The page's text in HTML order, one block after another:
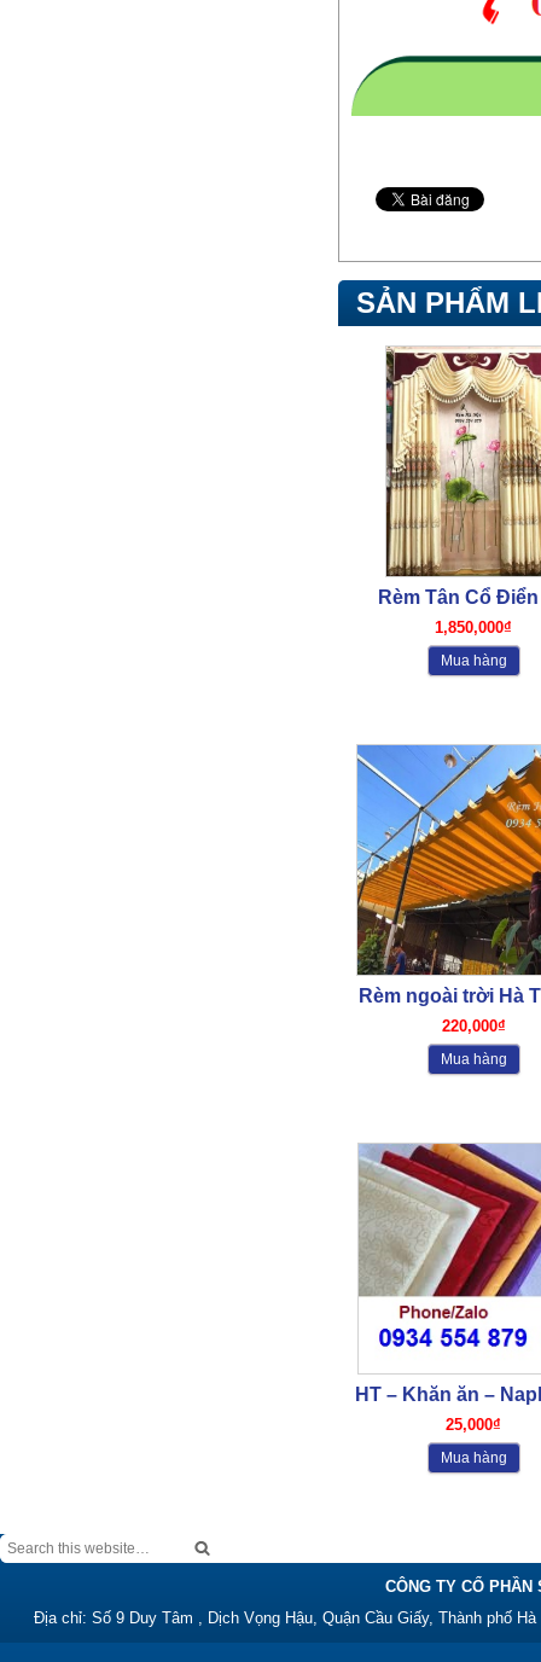
SẢN PHẨM
Rèm Tân Cổ
Thành 02
1,850,000₫
Mua hàng
Rèm ngoài trời Hà
01
220,000₫
Mua hàng
HT – Khăn ăn –
25,000₫
Mua hàng
CÔNG TY CỔ
Địa chỉ: Số 9 Duy Tâm , Dịch Vọng Hậu, Quận Cầu Giấy, Thành phố